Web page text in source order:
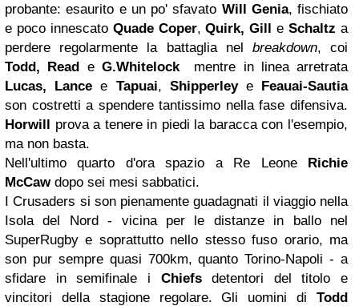
probante: esaurito e un po' sfavato Will Genia, fischiato
e poco innescato Quade Coper,Quirk, Gill eSchaltz a
perdere regolarmente la battaglia nel breakdown, coi
Todd, Read e G.Whitelockmentre in linea arretrata
Lucas, Lance e Tapuai, Shipperleye Feauai-Sautia
son costretti a spendere tantissimo nella fase difensiva.
Horwill prova a tenere in piedi la baracca con l'esempio,
ma non basta.
Nell'ultimo quarto d'ora spazio a Re Leone Richie
McCaw dopo sei mesi sabbatici.
I Crusaders si son pienamente guadagnati il viaggio nella
Isola del Nord - vicina per le distanze in ballo nel
SuperRugby e soprattutto nello stesso fuso orario, ma
son pur sempre quasi 700km, quanto Torino-Napoli - a
sfidare in semifinale i Chiefsdetentori del titolo e
vincitori della stagione regolare. Gli uomini di Todd